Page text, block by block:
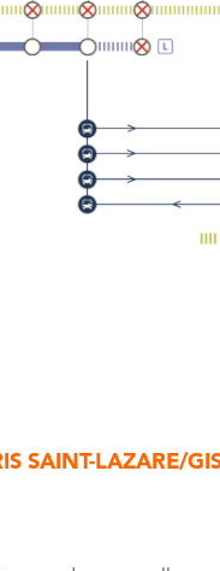
SAINT-LAZARE/